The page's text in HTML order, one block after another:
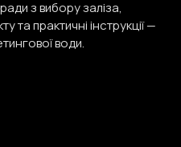
з вибору заліза,
та практичні інструкції —
води.